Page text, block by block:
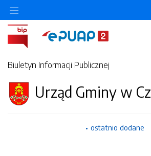
Biuletyn Informacji Publicznej
Urząd Gminy w
ostatnio dodane